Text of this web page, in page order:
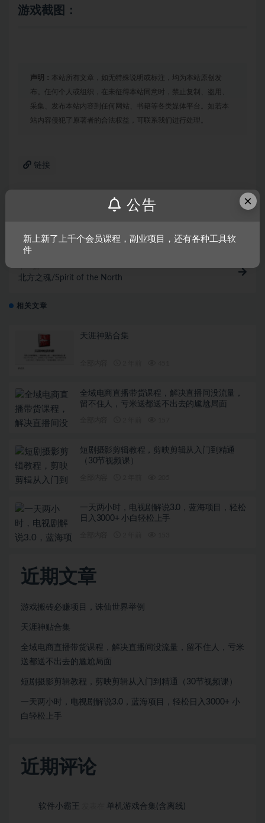
游戏截图：
声明： 本站所有文章，如无特殊说明或标注，均为本站原创发
布。任何个人或组织，在未征得本站同意时，禁止复制、盗用、
采集、发布本站内容到任何网站、书籍等各类媒体平台。如若本
站内容侵犯了原著者的合法权益，可联系我们进行处理。
链接
下一篇
北方之魂/Spirit of the North
相关文章
天涯神贴合集
全域电商直播带货课程，解决直播间没流量，
留不住人，亏米送都送不出去的尴尬局面
短剧摄影剪辑教程，剪映剪辑从入门到精通
（30节视频课）
一天两小时，电视剧解说3.0，蓝海项目，轻松
日入3000+ 小白轻松上手
近期文章
游戏搬砖必赚项目，诛仙世界举例
天涯神贴合集
全域电商直播带货课程，解决直播间没流量，留不住人，亏米
送都送不出去的尴尬局面
短剧摄影剪辑教程，剪映剪辑从入门到精通（30节视频课）
一天两小时，电视剧解说3.0，蓝海项目，轻松日入3000+ 小
白轻松上手
近期评论
软件小霸王 单机游戏合集(含离线)
×
公告
新上新了上千个会员课程，副业项目，还有各种工具软
件